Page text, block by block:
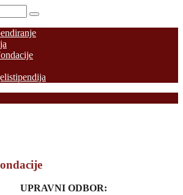
stipendija
UPRAVNI ODBOR: